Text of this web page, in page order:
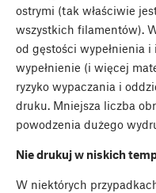
ostrymi (tak właściwie
wszystkich filamentów).
od gęstości wypełnienia i
wypełnienie (i więcej
ryzyko wypaczania i
druku. Mniejsza liczba
powodzenia dużego
Nie drukuj w niskich
W niektórych